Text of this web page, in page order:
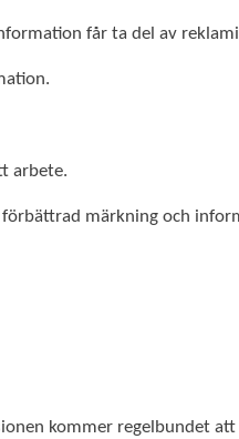
får ta del av
arbete.
märkning och
kommer regelbundet